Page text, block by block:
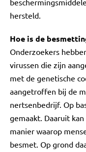
hersteld.
Hoe is de
Onderzoekers
virussen die zijn
met de genetische
aangetroffen bij de
nertsenbedrijf. Op
gemaakt. Daaruit
manier waarop
besmet. Op grond